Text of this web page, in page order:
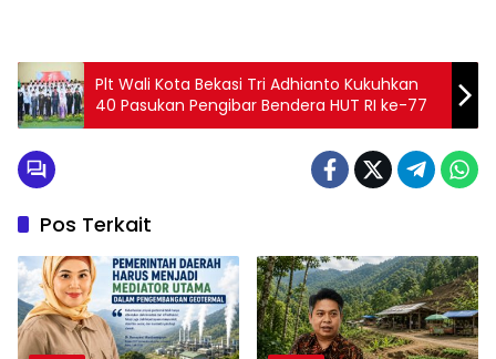
Plt Wali Kota Bekasi Tri Adhianto Kukuhkan
40 Pasukan Pengibar Bendera HUT RI ke-77
Pos Terkait